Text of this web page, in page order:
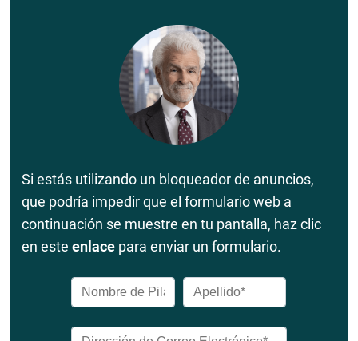
Si estás utilizando un bloqueador de anuncios,
que podría impedir que el formulario web a
continuación se muestre en tu pantalla, haz clic
en este enlace para enviar un formulario.